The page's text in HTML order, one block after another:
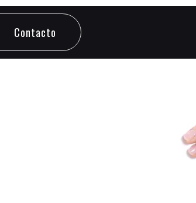
Contacto